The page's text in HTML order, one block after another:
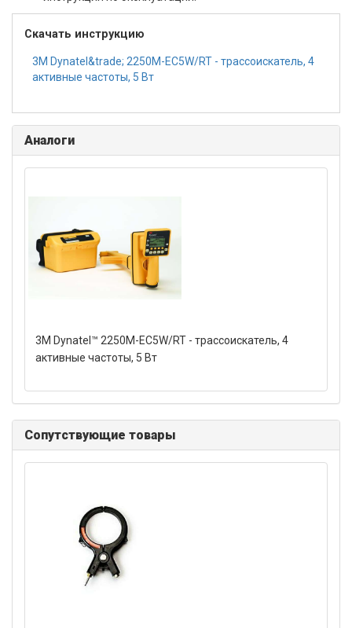
Скачать инструкцию
3M Dynatel&trade; 2250М-EC5W/RT - трассоискатель, 4
активные частоты, 5 Вт
Аналоги
3M Dynatel™ 2250M-EC5W/RT - трассоискатель, 4
активные частоты, 5 Вт
Сопутствующие товары